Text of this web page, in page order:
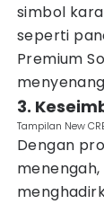
simbol
seperti
Premium
3.
Tampilan New
Dengan
menengah,